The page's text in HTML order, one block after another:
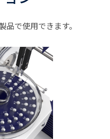
で使用できます。